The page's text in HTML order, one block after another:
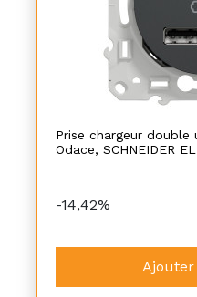
Prise chargeur double
Odace, SCHNEIDER
-14,42%